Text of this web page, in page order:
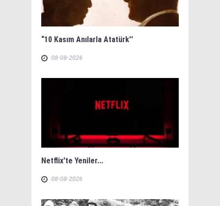
“10 Kasım Anılarla Atatürk''
08-08-2026
Netflix'te Yeniler...
08-08-2026